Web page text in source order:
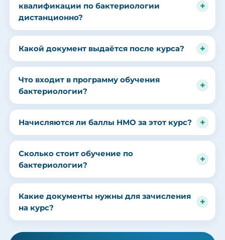
квалификации по бактериологии
дистанционно?
Какой документ выдаётся после курса?
Что входит в программу обучения
бактериологии?
Начисляются ли баллы НМО за этот курс?
Сколько стоит обучение по
бактериологии?
Какие документы нужны для зачисления
на курс?